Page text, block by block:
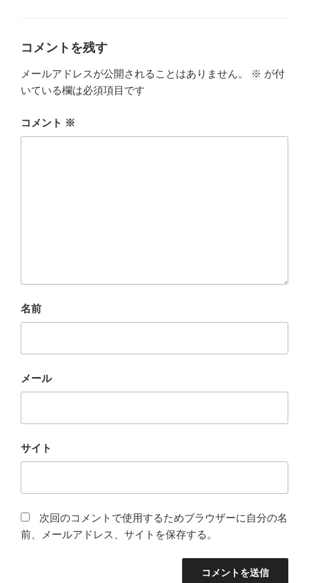
コメントを残す
メールアドレスが公開されることはありません。 ※ が付
いている欄は必須項目です
コメント ※
名前
メール
サイト
次回のコメントで使用するためブラウザーに自分の名
前、メールアドレス、サイトを保存する。